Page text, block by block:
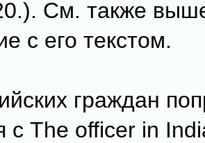
См. также
с его текстом.
граждан
с The officer in